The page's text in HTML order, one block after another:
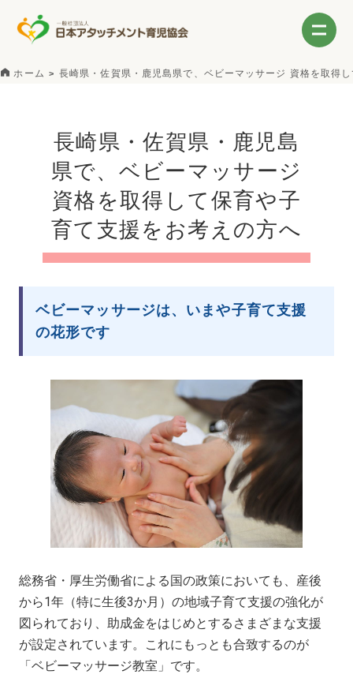
ホーム 長崎県・佐賀県・鹿児島県で、ベビーマッサージ 資格を取得
長崎県・佐賀県・鹿児島
県で、ベビーマッサージ
資格を取得して保育や子
育て支援をお考えの方へ
ベビーマッサージは、いまや子育て支援
の花形です
総務省・厚生労働省による国の政策においても、産後
から1年（特に生後3か月）の地域子育て支援の強化が
図られており、助成金をはじめとするさまざまな支援
が設定されています。これにもっとも合致するのが
「ベビーマッサージ教室」です。